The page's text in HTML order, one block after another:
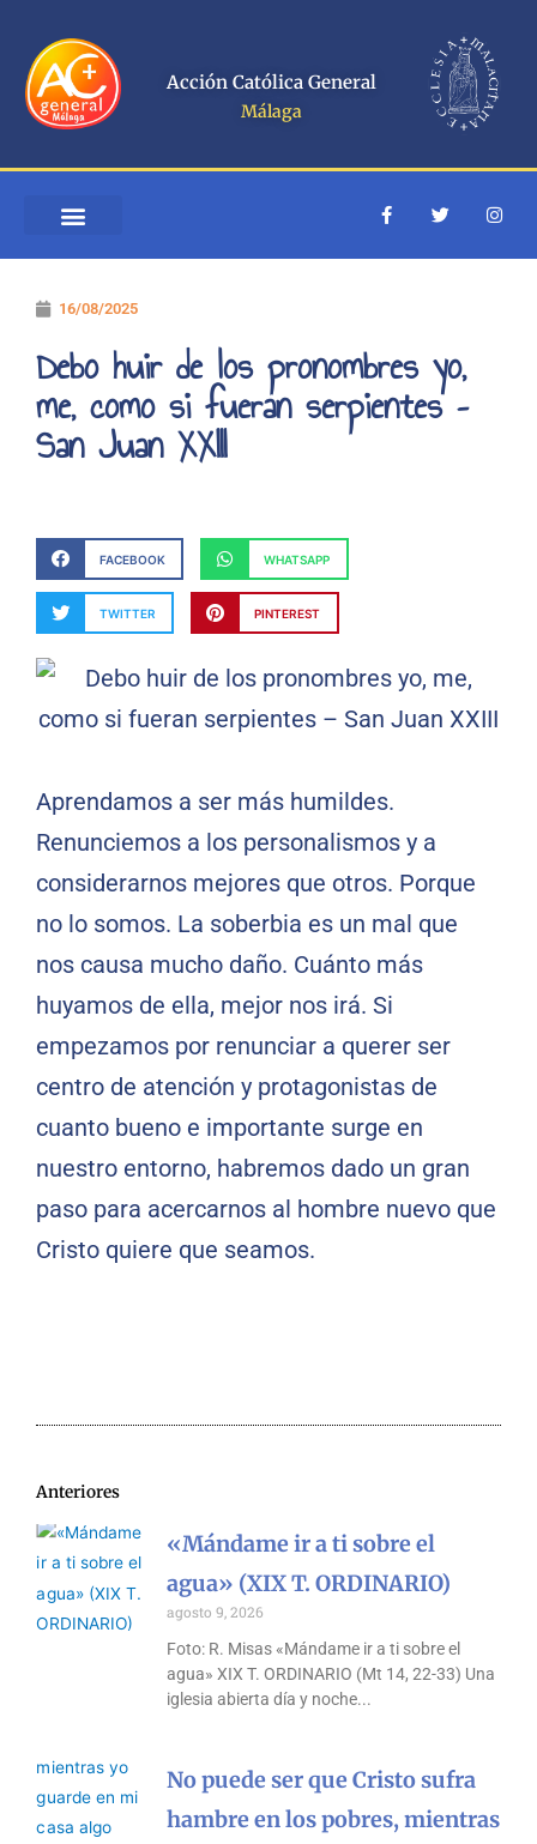
contenido
Acción Católica General
Málaga
F
a
e
f
T
w
t
I
n
t
16/08/2025
Debo huir de los pronombres yo,
me, como si fueran serpientes –
San Juan XXIII
FACEBOOK WHATSAPP
TWITTER PINTEREST
Aprendamos a ser más humildes.
Renunciemos a los personalismos y a
considerarnos mejores que otros. Porque
no lo somos. La soberbia es un mal que
nos causa mucho daño. Cuánto más
huyamos de ella, mejor nos irá. Si
empezamos por renunciar a querer ser
centro de atención y protagonistas de
cuanto bueno e importante surge en
nuestro entorno, habremos dado un gran
paso para acercarnos al hombre nuevo que
Cristo quiere que seamos.
Anteriores
«Mándame ir a ti sobre el
agua» (XIX T. ORDINARIO)
agosto 9, 2026
Foto: R. Misas «Mándame ir a ti sobre el
agua» XIX T. ORDINARIO (Mt 14, 22-33) Una
iglesia abierta día y noche
No puede ser que Cristo sufra
hambre en los pobres, mientras